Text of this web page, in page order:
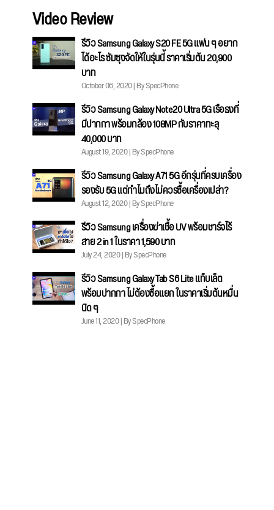
Video Review
รีวิว Samsung Galaxy S20 FE 5G แฟน ๆ อยาก
ได้อะไร ซัมซุงจัดให้ในรุ่นนี้ ราคาเริ่มต้น 20,900
บาท
October 06, 2020 | By SpecPhone
รีวิว Samsung Galaxy Note20 Ultra 5G เรือธงที่
มีปากกา พร้อมกล้อง 108MP กับราคาทะลุ
40,000 บาท
August 19, 2020 | By SpecPhone
รีวิว Samsung Galaxy A71 5G อีกรุ่นที่ครบเครื่อง
รองรับ 5G แต่ทำไมถึงไม่ควรซื้อเครื่องเปล่า?
August 12, 2020 | By SpecPhone
รีวิว Samsung เครื่องฆ่าเชื้อ UV พร้อมชาร์จไร้
สาย 2 in 1 ในราคา 1,590 บาท
July 24, 2020 | By SpecPhone
รีวิว Samsung Galaxy Tab S6 Lite แท็บเล็ต
พร้อมปากกา ไม่ต้องซื้อแยก ในราคาเริ่มต้นหมื่น
นิด ๆ
June 11, 2020 | By SpecPhone